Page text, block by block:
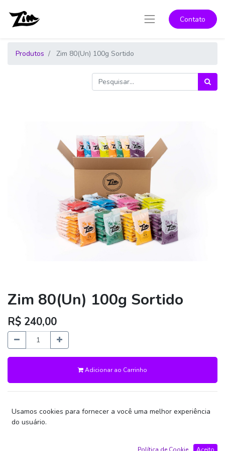
Contato
Produtos Zim 80(Un) 100g Sortido
Zim 80(Un) 100g Sortido
R$ 240,00
Adicionar ao Carrinho
Garantia de devolução do dinheiro em 30 dias
Envio: 2-3 Dias Úteis
Usamos cookies para fornecer a você uma melhor experiência
do usuário.